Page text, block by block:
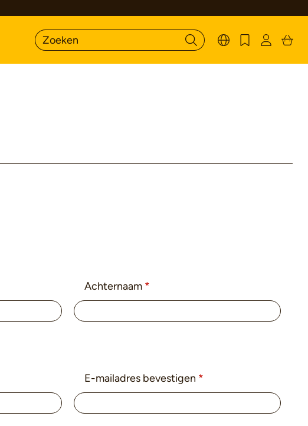
Achternaam *
E-mailadres bevestigen *